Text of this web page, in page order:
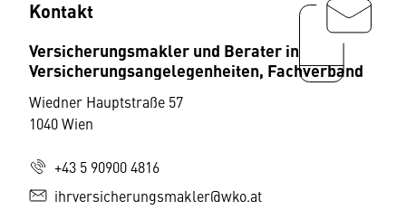
Kontakt
Versicherungsmakler und Berater in
Versicherungsangelegenheiten, Fachverband
Wiedner Hauptstraße 57
1040 Wien
+43 5 90900 4816
ihrversicherungsmakler@wko.at